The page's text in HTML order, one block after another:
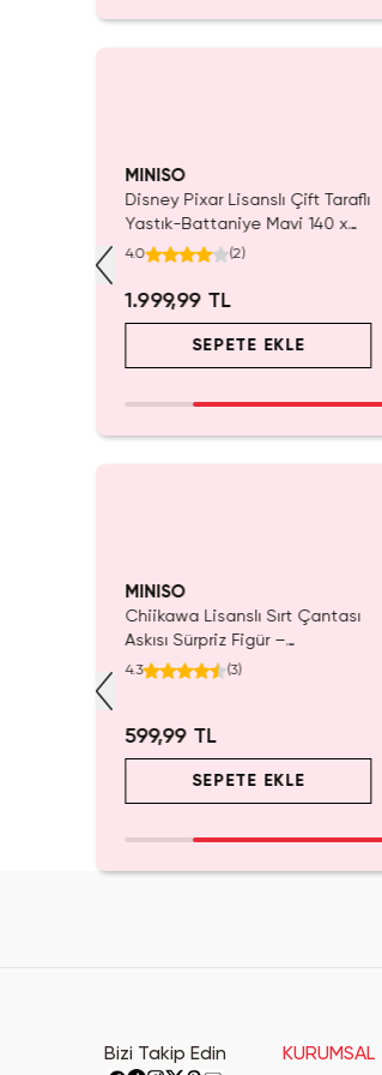
MINISO
Disney Pixar Lisanslı Çift Taraflı
Yastık-Battaniye Mavi 140 x
100 Cm – 2'si 1 Arada Konfor
4.0 (2)
1.999,99 TL
SEPETE EKLE
MINISO
Chiikawa Lisanslı Sırt Çantası
Askısı Sürpriz Figür –
Koleksiyonluk Blind Box
4.3 (3)
599,99 TL
SEPETE EKLE
Bizi Takip Edin KURUMSAL